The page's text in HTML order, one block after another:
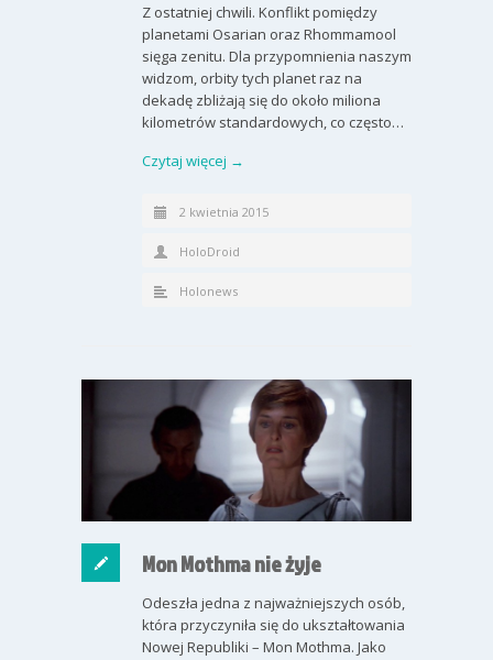
Z ostatniej chwili. Konflikt pomiędzy
planetami Osarian oraz Rhommamool
sięga zenitu. Dla przypomnienia naszym
widzom, orbity tych planet raz na
dekadę zbliżają się do około miliona
kilometrów standardowych, co często…
Czytaj więcej →
2 kwietnia 2015
HoloDroid
Holonews
Mon Mothma nie żyje
Odeszła jedna z najważniejszych osób,
która przyczyniła się do ukształtowania
Nowej Republiki – Mon Mothma. Jako